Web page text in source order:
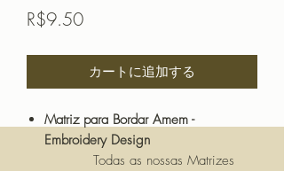
R$9.50価
カートに追加する
Matriz para Bordar Amem -
Embroidery Design
Todas as nossas Matrizes